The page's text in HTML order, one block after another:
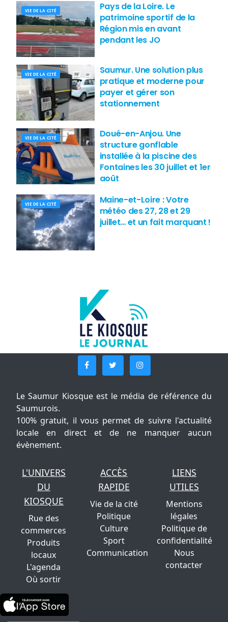
VIE DE LA CITÉ
Pays de la Loire. Le
patrimoine sportif de la
Région mis en avant
pendant les JO
VIE DE LA CITÉ
Saumur. Une solution plus
pratique et moderne pour
payer et gérer son
stationnement
VIE DE LA CITÉ
Doué-en-Anjou. Une
structure gonflable
installée à la piscine des
Fontaines les 30 juillet et 1er
août
VIE DE LA CITÉ
Maine-et-Loire : Votre
météo des 27, 28 et 29
juillet… et un fait marquant !
Le Saumur Kiosque est le média de référence du
Saumurois.
100% gratuit, il vous permet de suivre l'actualité
locale en direct et de ne manquer aucun
évènement.
L'UNIVERS
DU
KIOSQUE
Rue des
commerces
Produits
locaux
L'agenda
Où sortir
ACCÈS
RAPIDE
Vie de la cité
Politique
Culture
Sport
Communication
LIENS
UTILES
Mentions
légales
Politique de
confidentialité
Nous
contacter